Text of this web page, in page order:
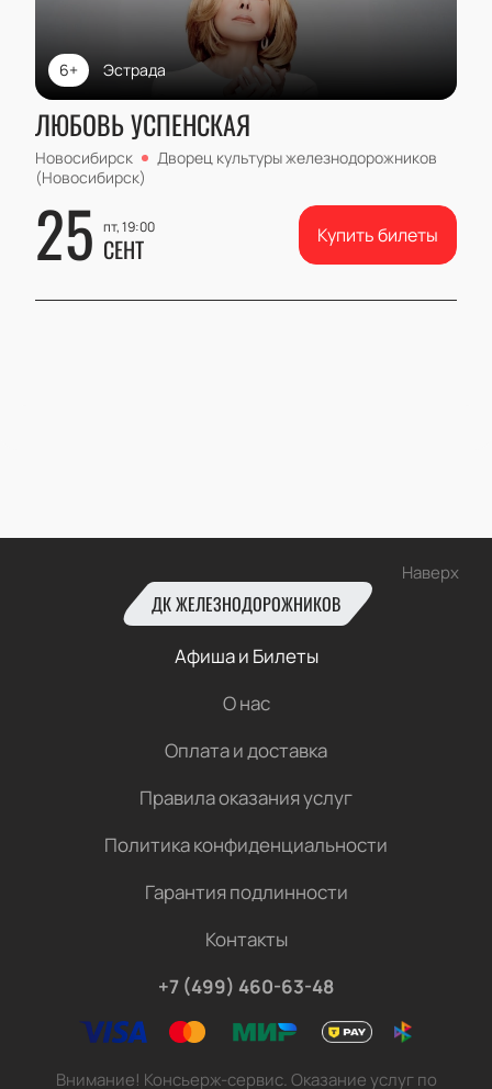
Эстрада
6+
ЛЮБОВЬ УСПЕНСКАЯ
Новосибирск
Дворец культуры железнодорожников
(Новосибирск)
25 пт, 19:00
СЕНТ Купить билеты
Наверх
ДК ЖЕЛЕЗНОДОРОЖНИКОВ
Афиша и Билеты
О нас
Оплата и доставка
Правила оказания услуг
Политика конфиденциальности
Гарантия подлинности
Контакты
+7 (499) 460-63-48
Внимание! Консьерж-сервис. Оказание услуг по